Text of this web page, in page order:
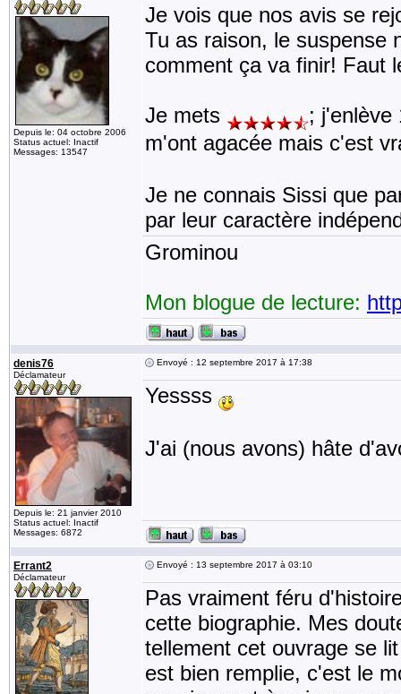
Depuis le: 04 octobre 2006
Status actuel: Inactif
Messages: 13547
Je vois que nos avis se
Tu as raison, le suspense
comment ça va finir! Faut
Je mets
; j'enlève
m'ont agacée mais c'est
Je ne connais Sissi que
par leur caractère
Grominou
Mon blogue de lecture:
denis76
Déclamateur
Depuis le: 21 janvier 2010
Status actuel: Inactif
Messages: 6872
Envoyé : 12 septembre 2017 à 17:38
Yessss
J'ai (nous avons) hâte
Errant2
Déclamateur
Envoyé : 13 septembre 2017 à 03:10
Pas vraiment féru
cette biographie. Mes
tellement cet ouvrage se
est bien remplie, c'est le